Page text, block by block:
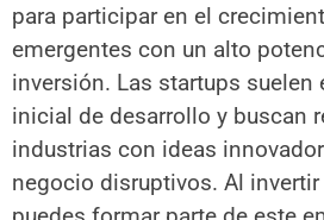
para participar en el
emergentes con un alto
inversión. Las startups suelen
inicial de desarrollo y buscan
industrias con ideas
negocio disruptivos. Al invertir